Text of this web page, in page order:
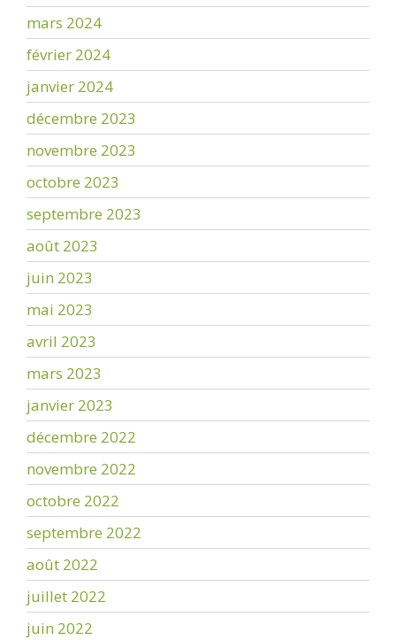
mars 2024
février 2024
janvier 2024
décembre 2023
novembre 2023
octobre 2023
septembre 2023
août 2023
juin 2023
mai 2023
avril 2023
mars 2023
janvier 2023
décembre 2022
novembre 2022
octobre 2022
septembre 2022
août 2022
juillet 2022
juin 2022